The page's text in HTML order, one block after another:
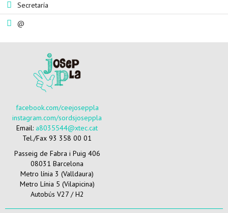
Secretaría
@
facebook.com/ceejoseppla
instagram.com/sordsjoseppla
Email: a8035544@xtec.cat
Tel./Fax 93 358 00 01
Passeig de Fabra i Puig 406
08031 Barcelona
Metro línia 3 (Valldaura)
Metro Línia 5 (Vilapicina)
Autobús V27 / H2